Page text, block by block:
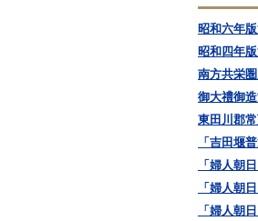
昭和六年
昭和四年
南方共栄
御大禮御
東田川郡
「吉田堰
「婦人朝
「婦人朝
「婦人朝